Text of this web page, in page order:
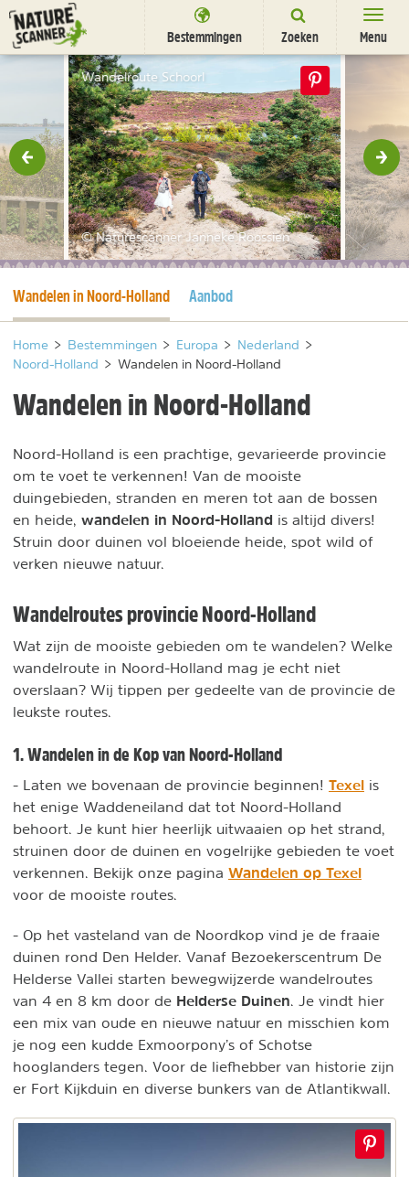
Ga
naar
content
Bestemmingen Zoeken Menu
Bestemmingen
Overnachten
Activiteiten
Natuurparken
Dieren
Nieuwsbrief Uitgelicht
Wandelroute Schoorl
© Naturescanner Janneke Roossien
Huidige pagina
Wandelen in Noord-Holland Aanbod
Home > Bestemmingen > Europa > Nederland
>
Noord-Holland
> Wandelen in Noord-Holland
Wandelen in Noord-Holland
Noord-Holland is een prachtige, gevarieerde provincie
om te voet te verkennen! Van de mooiste
duingebieden, stranden en meren tot aan de bossen
en heide, wandelen in Noord-Holland is altijd divers!
Struin door duinen vol bloeiende heide, spot wild of
verken nieuwe natuur.
Wandelroutes provincie Noord-Holland
Wat zijn de mooiste gebieden om te wandelen? Welke
wandelroute in Noord-Holland mag je echt niet
overslaan? Wij tippen per gedeelte van de provincie de
leukste routes.
1. Wandelen in de Kop van Noord-Holland
- Laten we bovenaan de provincie beginnen! Texel is
het enige Waddeneiland dat tot Noord-Holland
behoort. Je kunt hier heerlijk uitwaaien op het strand,
struinen door de duinen en vogelrijke gebieden te voet
verkennen. Bekijk onze pagina Wandelen op Texel
voor de mooiste routes.
- Op het vasteland van de Noordkop vind je de fraaie
duinen rond Den Helder. Vanaf Bezoekerscentrum De
Helderse Vallei starten bewegwijzerde wandelroutes
van 4 en 8 km door de Helderse Duinen . Je vindt hier
een mix van oude en nieuwe natuur en misschien kom
je nog een kudde Exmoorpony’s of Schotse
hooglanders tegen. Voor de liefhebber van historie zijn
er Fort Kijkduin en diverse bunkers van de Atlantikwall.